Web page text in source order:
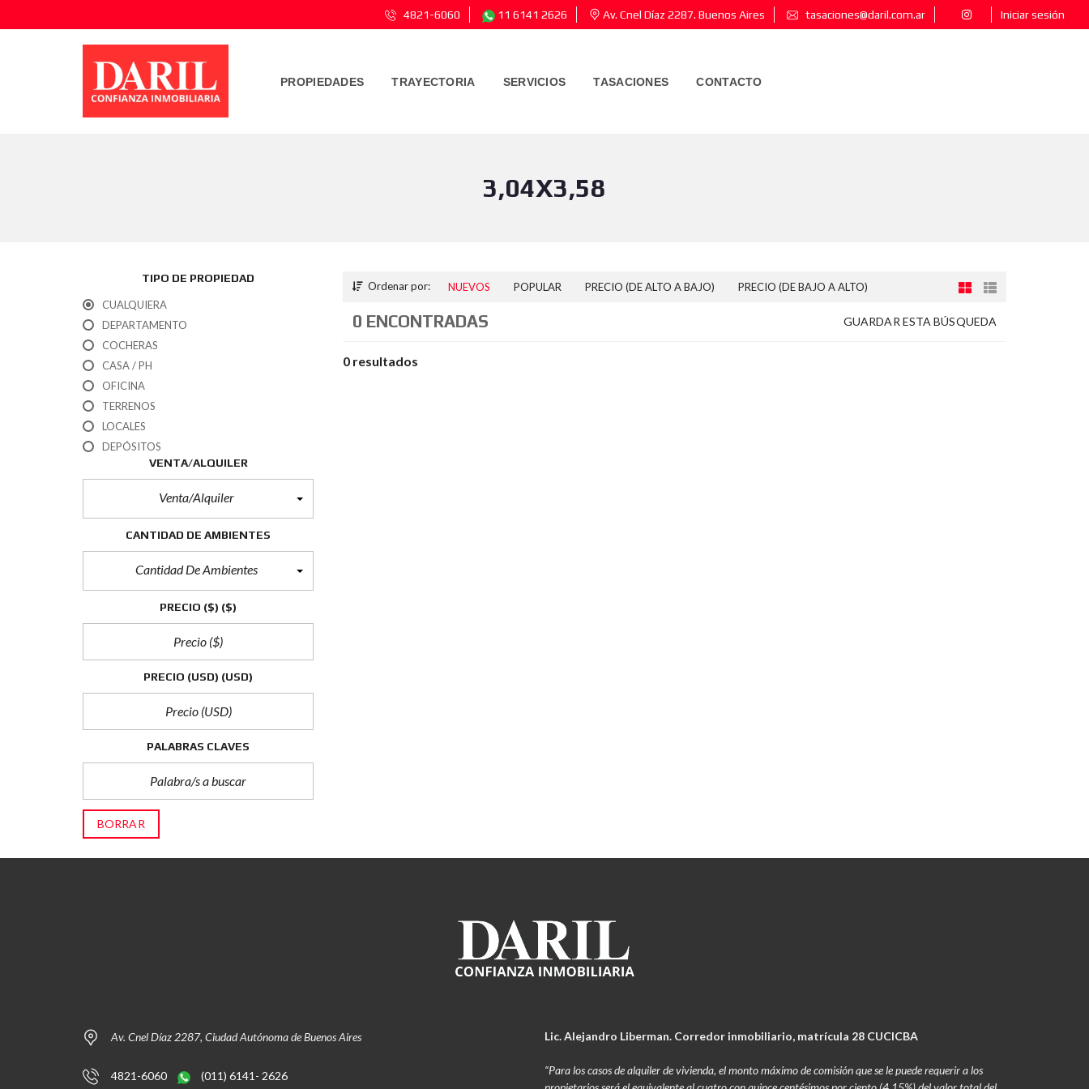
4821-6060 11 6141 2626 Av. Cnel Díaz 2287. Buenos Aires tasaciones@daril.com.ar Iniciar sesión
PROPIEDADES TRAYECTORIA SERVICIOS TASACIONES CONTACTO
3,04X3,58
TIPO DE PROPIEDAD
CUALQUIERA
DEPARTAMENTO
COCHERAS
CASA / PH
OFICINA
TERRENOS
LOCALES
DEPÓSITOS
VENTA/ALQUILER
Venta/Alquiler
CANTIDAD DE AMBIENTES
Cantidad De Ambientes
PRECIO ($) ($)
PRECIO (USD) (USD)
PALABRAS CLAVES
BORRAR
Ordenar por: NUEVOS POPULAR PRECIO (DE ALTO A BAJO) PRECIO (DE BAJO A ALTO)
GUARDAR ESTA BÚSQUEDA
0 ENCONTRADAS
0 resultados
Av. Cnel Díaz 2287, Ciudad Autónoma de Buenos Aires
4821-6060 (011) 6141- 2626
Lic. Alejandro Liberman. Corredor inmobiliario, matrícula 28 CUCICBA
“Para los casos de alquiler de vivienda, el monto máximo de comisión que se le puede requerir a los